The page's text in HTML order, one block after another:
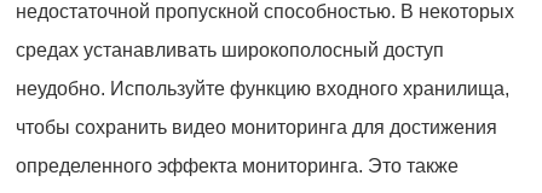
недостаточной пропускной способностью. В некоторых
средах устанавливать широкополосный доступ
неудобно. Используйте функцию входного хранилища,
чтобы сохранить видео мониторинга для достижения
определенного эффекта мониторинга. Это также